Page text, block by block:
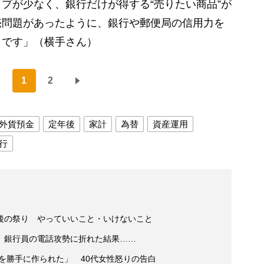
が少なく、銀行だけが得する“売りたい商品”が
題があったように、銀行や郵便局の信用力を
す」（横手さん）
1 2
貨預金 定年後 家計 為替
資産運用
の祭り やっていいこと・いけないこと
行員の電話攻勢に折れた結果……
勝手に作られた」 40代女性怒りの告白